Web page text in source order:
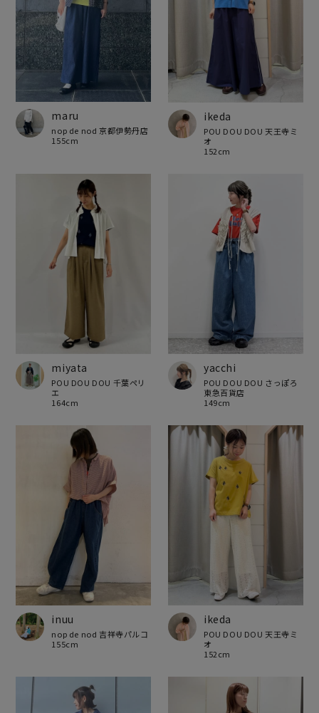
maru
nop de nod 京都伊勢丹店
155cm
ikeda
POU DOU DOU 天王寺ミ
オ
152cm
miyata
POU DOU DOU 千葉ペリ
エ
164cm
yacchi
POU DOU DOU さっぽろ
東急百貨店
149cm
inuu
nop de nod 吉祥寺パルコ
155cm
ikeda
POU DOU DOU 天王寺ミ
オ
152cm